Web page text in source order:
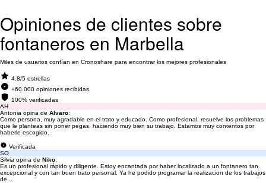
Opiniones de clientes sobre
fontaneros en Marbella
Miles de usuarios confían en Cronoshare para encontrar los mejores profesionales
4.8/5 estrellas
+60.000 opiniones recibidas
100% verificadas
AH
Antonia opina de Alvaro:
Como persona, muy agradable en el trato y educado. Como profesional, resuelve los problemas
que le planteas sin poner pegas, haciendo muy bien su trabajo. Estamos muy contentos por
haberle escogido.
Verificada
SO
Silvia opina de Niko:
Es un profesional rápido y diligente. Estoy encantada por haber localizado a un fontanero tan
excepcional y con tan buen trato personal. Ya he podido programar la realizacion de los trabajos
de...